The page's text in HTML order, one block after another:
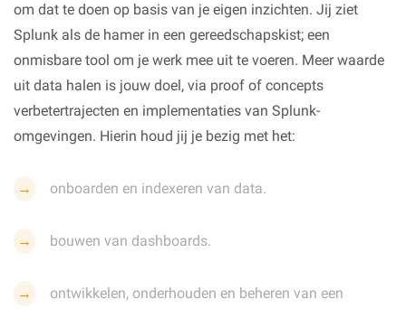
om dat te doen op basis van je eigen inzichten. Jij ziet
Splunk als de hamer in een gereedschapskist; een
onmisbare tool om je werk mee uit te voeren. Meer waarde
uit data halen is jouw doel, via proof of concepts
verbetertrajecten en implementaties van Splunk-
omgevingen. Hierin houd jij je bezig met het:
onboarden en indexeren van data.
bouwen van dashboards.
ontwikkelen, onderhouden en beheren van een